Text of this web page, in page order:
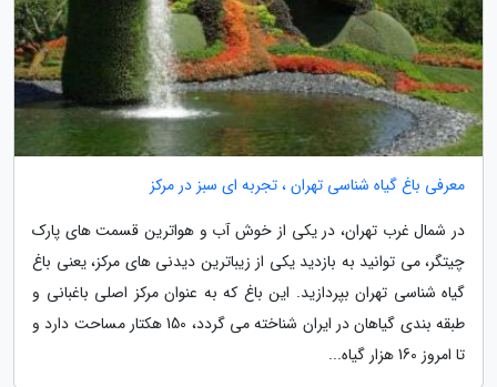
معرفی باغ گیاه شناسی تهران ، تجربه ای سبز در مرکز
در شمال غرب تهران، در یکی از خوش آب و هواترین قسمت های پارک
چیتگر، می توانید به بازدید یکی از زیباترین دیدنی های مرکز، یعنی باغ
گیاه شناسی تهران بپردازید. این باغ که به عنوان مرکز اصلی باغبانی و
طبقه بندی گیاهان در ایران شناخته می گردد، 150 هکتار مساحت دارد و
تا امروز 160 هزار گیاه...